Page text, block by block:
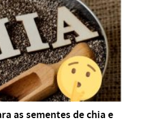
as sementes de chia e